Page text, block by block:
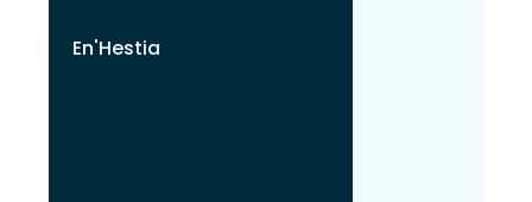
En'Hestia